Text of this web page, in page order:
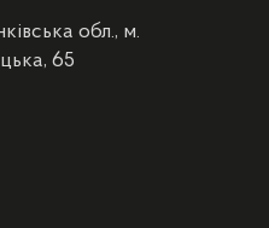
обл., м.
65